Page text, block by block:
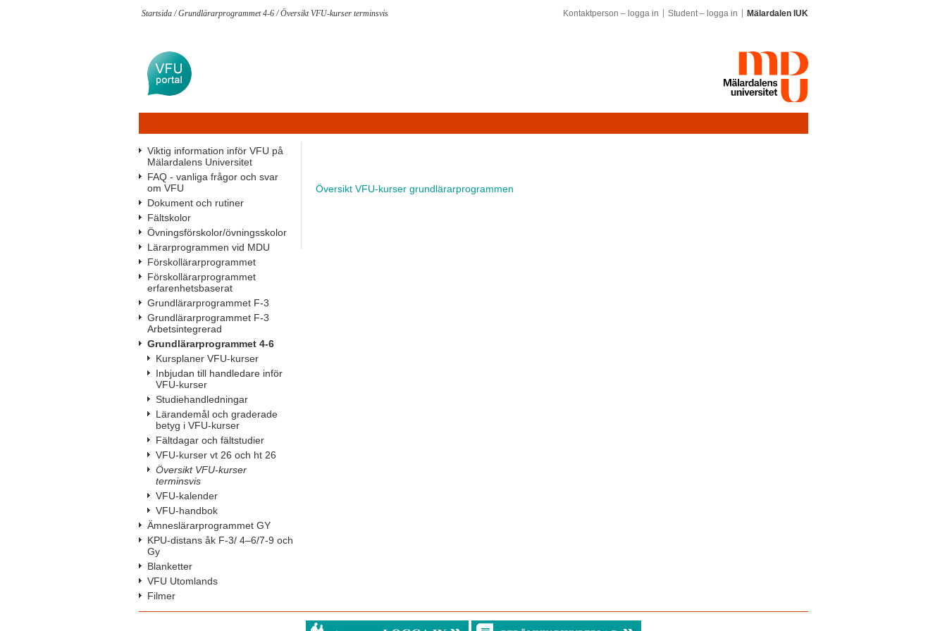
Startsida/Grundlärarprogrammet 4-6/Översikt VFU-kurser terminsvis Kontaktperson – logga in Student – logga in Mälardalen IUK
Viktig information inför VFU på
Mälardalens Universitet
FAQ - vanliga frågor och svar
om VFU
Dokument och rutiner
Fältskolor
Övningsförskolor/övningsskolor
Lärarprogrammen vid MDU
Förskollärarprogrammet
Förskollärarprogrammet
erfarenhetsbaserat
Grundlärarprogrammet F-3
Grundlärarprogrammet F-3
Arbetsintegrerad
Grundlärarprogrammet 4-6
Kursplaner VFU-kurser
Inbjudan till handledare inför
VFU-kurser
Studiehandledningar
Lärandemål och graderade
betyg i VFU-kurser
Fältdagar och fältstudier
VFU-kurser vt 26 och ht 26
Översikt VFU-kurser
terminsvis
VFU-kalender
VFU-handbok
Ämneslärarprogrammet GY
KPU-distans åk F-3/ 4–6/7-9 och
Gy
Blanketter
VFU Utomlands
Filmer
Översikt VFU-kurser grundlärarprogrammen